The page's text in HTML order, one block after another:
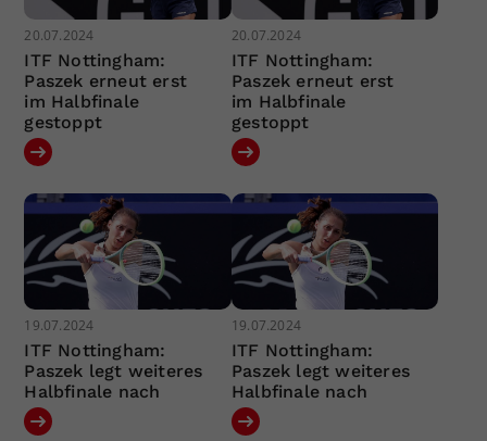
20.07.2024
ITF Nottingham:
Paszek erneut erst
im Halbfinale
gestoppt
20.07.2024
ITF Nottingham:
Paszek erneut erst
im Halbfinale
gestoppt
19.07.2024
ITF Nottingham:
Paszek legt weiteres
Halbfinale nach
19.07.2024
ITF Nottingham:
Paszek legt weiteres
Halbfinale nach